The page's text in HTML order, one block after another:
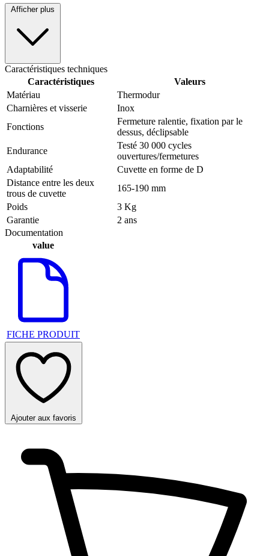
Afficher plus
Caractéristiques techniques
Caractéristiques
Valeurs
Matériau
Thermodur
Charnières et visserie
Inox
Fonctions
Fermeture ralentie, fixation par le
dessus, déclipsable
Endurance
Testé 30 000 cycles
ouvertures/fermetures
Adaptabilité
Cuvette en forme de D
Distance entre les deux
trous de cuvette
165-190 mm
Poids
3 Kg
Garantie
2 ans
Documentation
value
FICHE PRODUIT
Ajouter aux favoris